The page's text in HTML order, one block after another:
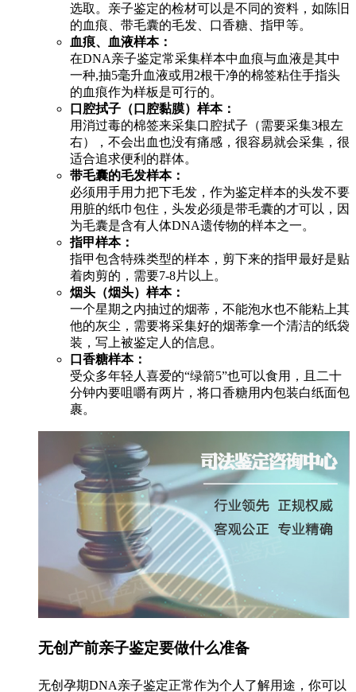
选取。亲子鉴定的检材可以是不同的资料，如陈旧
的血痕、带毛囊的毛发、口香糖、指甲等。
血痕、血液样本：
在DNA亲子鉴定常采集样本中血痕与血液是其中
一种,抽5毫升血液或用2根干净的棉签粘住手指头
的血痕作为样板是可行的。
口腔拭子（口腔黏膜）样本：
用消过毒的棉签来采集口腔拭子（需要采集3根左
右），不会出血也没有痛感，很容易就会采集，很
适合追求便利的群体。
带毛囊的毛发样本：
必须用手用力把下毛发，作为鉴定样本的头发不要
用脏的纸巾包住，头发必须是带毛囊的才可以，因
为毛囊是含有人体DNA遗传物的样本之一。
指甲样本：
指甲包含特殊类型的样本，剪下来的指甲最好是贴
着肉剪的，需要7-8片以上。
烟头（烟头）样本：
一个星期之内抽过的烟蒂，不能泡水也不能粘上其
他的灰尘，需要将采集好的烟蒂拿一个清洁的纸袋
装，写上被鉴定人的信息。
口香糖样本：
受众多年轻人喜爱的“绿箭5”也可以食用，且二十
分钟内要咀嚼有两片，将口香糖用内包装白纸面包
裹。
无创产前亲子鉴定要做什么准备
无创孕期DNA亲子鉴定正常作为个人了解用途，你可以